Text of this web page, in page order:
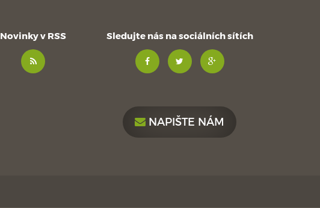
Novinky v RSS Sledujte nás na sociálních sítích
NAPIŠTE NÁM